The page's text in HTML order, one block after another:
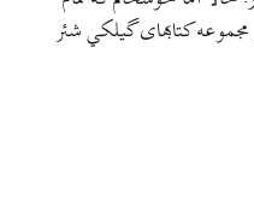
کتابهای گيلکي شئر